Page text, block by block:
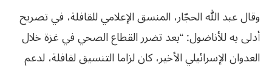
وقال عبد الله الحجّار، المنسق الإعلامي للقافلة، في تصريح
أدلى به للأناضول: “بعد تضرر القطاع الصحي في غزة خلال
العدوان الإسرائيلي الأخير، كان لزاما التنسيق لقافلة، لدعم